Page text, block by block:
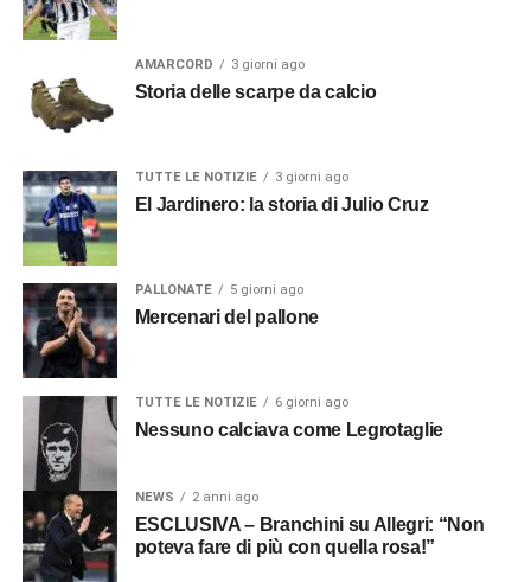
AMARCORD 3 giorni ago
Storia delle scarpe da calcio
TUTTE LE NOTIZIE 3 giorni ago
El Jardinero: la storia di Julio Cruz
PALLONATE 5 giorni ago
Mercenari del pallone
TUTTE LE NOTIZIE 6 giorni ago
Nessuno calciava come Legrotaglie
NEWS 2 anni ago
ESCLUSIVA – Branchini su Allegri: “Non
poteva fare di più con quella rosa!”